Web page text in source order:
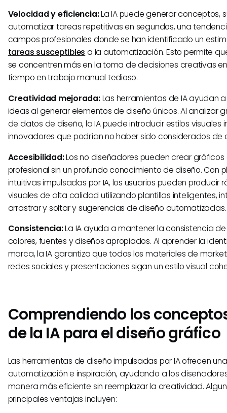
Velocidad y eficiencia:La IA puede generar conceptos,
automatizar tareas repetitivas en segundos, una
campos profesionales donde se han identificado un
tareas susceptibles a la automatización. Esto permite
se concentren más en la toma de decisiones creativas
tiempo en trabajo manual tedioso.
Creatividad mejorada:Las herramientas de IA ayudan
ideas al generar elementos de diseño únicos. Al analizar
de datos de diseño, la IA puede introducir estilos visuales
innovadores que podrían no haber sido considerados de
Accesibilidad:Los no diseñadores pueden crear
profesional sin un profundo conocimiento de diseño. Con
intuitivas impulsadas por IA, los usuarios pueden producir
visuales de alta calidad utilizando plantillas inteligentes,
arrastrar y soltar y sugerencias de diseño automatizadas.
Consistencia:La IA ayuda a mantener la consistencia
colores, fuentes y diseños apropiados. Al aprender la
marca, la IA garantiza que todos los materiales de
redes sociales y presentaciones sigan un estilo visual
Comprendiendo los
de la IA para el diseño gráfico
Las herramientas de diseño impulsadas por IA ofrecen
automatización e inspiración, ayudando a los
manera más eficiente sin reemplazar la creatividad.
principales ventajas incluyen: